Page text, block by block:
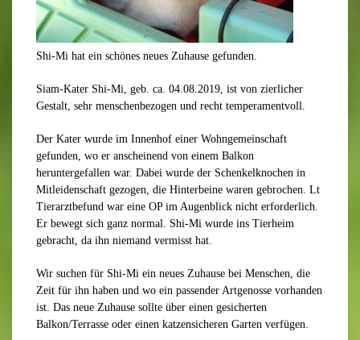
Shi-Mi hat ein schönes neues Zuhause gefunden.
Siam-Kater Shi-Mi, geb. ca. 04.08.2019, ist von zierlicher
Gestalt, sehr menschenbezogen und recht temperamentvoll.
Der Kater wurde im Innenhof einer Wohngemeinschaft
gefunden, wo er anscheinend von einem Balkon
heruntergefallen war. Dabei wurde der Schenkelknochen in
Mitleidenschaft gezogen, die Hinterbeine waren gebrochen. Lt
Tierarztbefund war eine OP im Augenblick nicht erforderlich.
Er bewegt sich ganz normal. Shi-Mi wurde ins Tierheim
gebracht, da ihn niemand vermisst hat.
Wir suchen für Shi-Mi ein neues Zuhause bei Menschen, die
Zeit für ihn haben und wo ein passender Artgenosse vorhanden
ist. Das neue Zuhause sollte über einen gesicherten
Balkon/Terrasse oder einen katzensicheren Garten verfügen.